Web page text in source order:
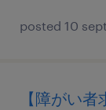
posted 10
【障がい